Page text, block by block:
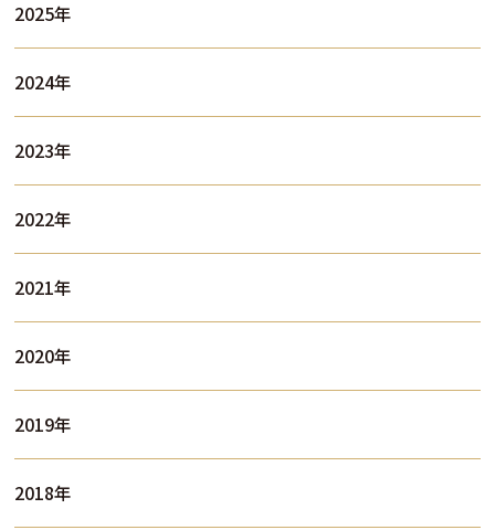
2025年
2024年
2023年
2022年
2021年
2020年
2019年
2018年